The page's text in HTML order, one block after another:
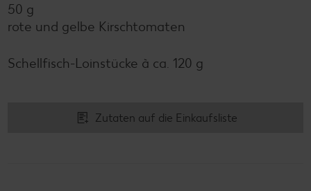
50 g
rote und gelbe Kirschtomaten
Schellfisch-Loinstücke à ca. 120 g
Zutaten auf die Einkaufsliste